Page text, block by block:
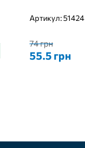
Артикул:51424
74 грн
55.5 грн